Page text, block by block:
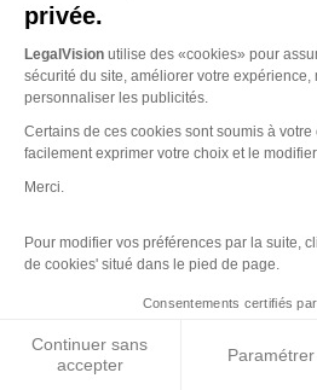
privée.
LegalVision utilise des «cookies» pour
sécurité du site, améliorer votre expérience,
personnaliser les publicités.
Certains de ces cookies sont soumis à
facilement exprimer votre choix et le
Merci.
Pour modifier vos préférences par la suite,
de cookies' situé dans le pied de page.
Consentements certifiés par
Continuer sans
accepter
Paramétrer
d’Utilisation
https://
ou judiciaire à
fautive de
l’Utilisateur,
contre
indemnisation